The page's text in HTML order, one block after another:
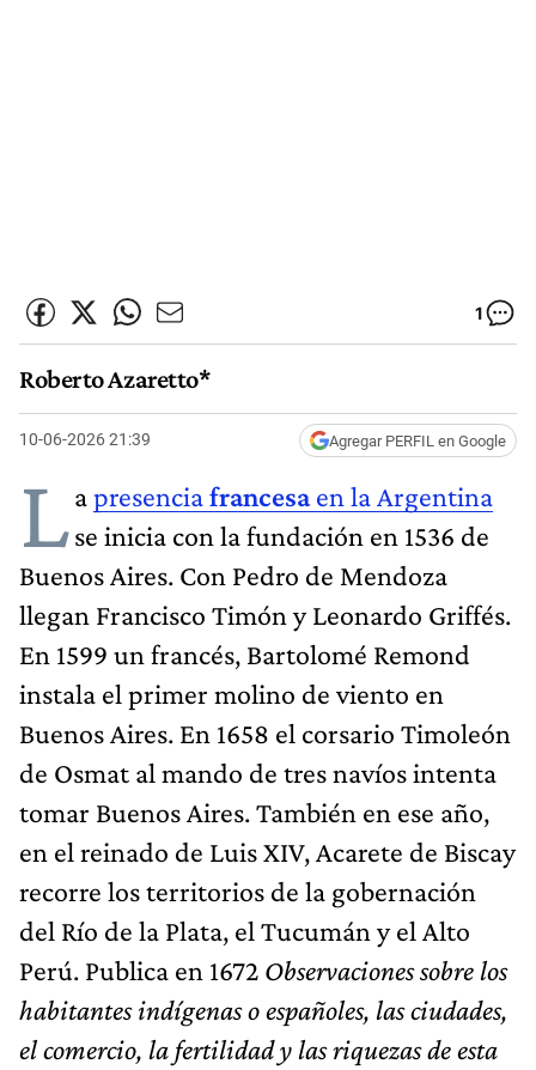
1
Roberto Azaretto*
10-06-2026 21:39 Agregar PERFIL en Google
Lapresenciafrancesaen la Argentina
se inicia con la fundación en 1536 de
Buenos Aires. Con Pedro de Mendoza
llegan Francisco Timón y Leonardo Griffés.
En 1599 un francés, Bartolomé Remond
instala el primer molino de viento en
Buenos Aires. En 1658 el corsario Timoleón
de Osmat al mando de tres navíos intenta
tomar Buenos Aires. También en ese año,
en el reinado de Luis XIV, Acarete de Biscay
recorre los territorios de la gobernación
del Río de la Plata, el Tucumán y el Alto
Perú. Publica en 1672 Observaciones sobre los
habitantes indígenas o españoles, las ciudades,
el comercio, la fertilidad y las riquezas de esta